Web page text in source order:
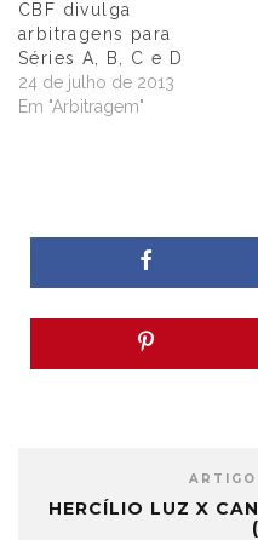
CBF divulga
arbitragens para
Séries A, B, C e D
24 de julho de 2013
Em "Arbitragem"
HERCÍLIO LUZ X